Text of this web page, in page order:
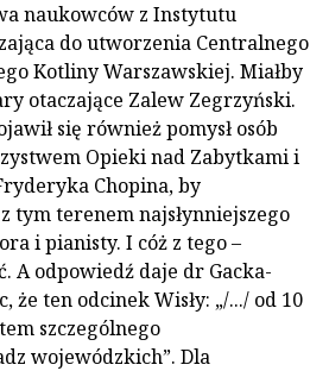
naukowców z Instytutu
do utworzenia Centralnego
Kotliny Warszawskiej. Miałby
otaczające Zalew Zegrzyński.
się również pomysł osób
Opieki nad Zabytkami i
Chopina, by
tym terenem najsłynniejszego
i pianisty. I cóż z tego –
A odpowiedź daje dr Gacka-
że ten odcinek Wisły: „/.../ od 10
szczególnego
wojewódzkich”. Dla